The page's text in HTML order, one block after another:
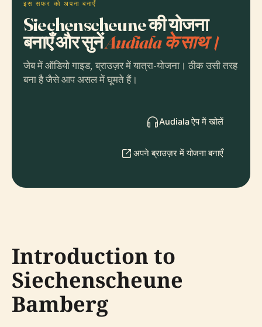
इस सफर को अपना बनाएँ
Siechenscheune की योजना
बनाएँ और सुनेंAudiala के साथ।
जेब में ऑडियो गाइड, ब्राउज़र में यात्रा-योजना। ठीक उसी तरह
बना है जैसे आप असल में घूमते हैं।
Audiala ऐप में खोलें
अपने ब्राउज़र में योजना बनाएँ
Introduction to
Siechenscheune
Bamberg